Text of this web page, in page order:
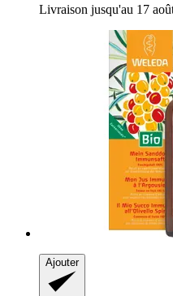
Livraison jusqu'au 17
Ajouter